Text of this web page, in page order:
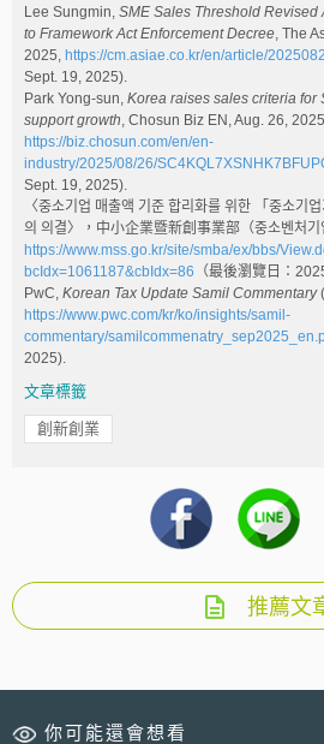
Lee Sungmin, SME Sales Threshold Revised
to Framework Act Enforcement Decree , The
2025, https://cm.asiae.co.kr/en/article/
Sept. 19, 2025).
Park Yong-sun, Korea raises sales criteria for
support growth , Chosun Biz EN, Aug. 26, 2025,
https://biz.chosun.com/en/en-
industry/2025/08/26/
Sept. 19, 2025).
〈중소기업 매출액 기준 합리화를 위한 「중소기
의 의결〉，中小企業暨新創事業部（중소벤처기
https://www.mss.go.kr/site/smba/ex/bbs/
bcIdx=1061187&cbIdx=86 （最後瀏覽日：
PwC, Korean Tax Update Samil Commentary
https://www.pwc.com/kr/ko/insights/samil-
commentary/
2025).
文章標籤
創新創業
推薦文
你可能還會想看